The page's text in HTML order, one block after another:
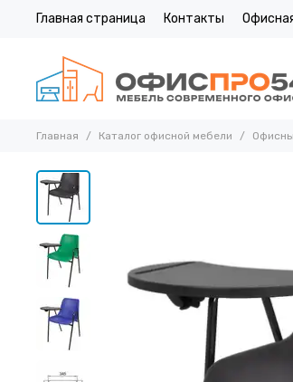
Главная страница Контакты
Главная Каталог офисной мебели